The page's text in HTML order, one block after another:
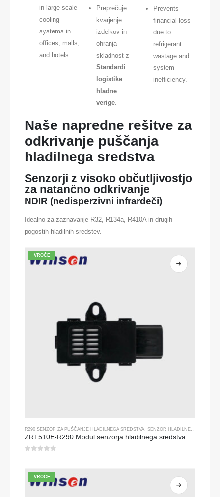
in large-scale
cooling
systems in
offices, malls,
and hotels.
Preprečuje
kvarjenje
izdelkov in
ohranja
skladnost z
Standardi
logistike
hladne
verige.
Prevents
financial loss
due to
refrigerant
wastage and
system
inefficiency.
Naše napredne rešitve za
odkrivanje puščanja
hladilnega sredstva
Senzorji z visoko občutljivostjo
za natančno odkrivanje
NDIR (nedisperzivni infrardeči)
Idealno za zaznavanje R32, R134a, R410A in drugih
pogostih hladilnih sredstev.
VROČE
R290 SENZOR ZA PUŠČANJE HLADILNEGA SREDSTVA SENZOR HLADILNEGA PLINA
ZRT510E-R290 Modul senzorja hladilnega sredstva
VROČE